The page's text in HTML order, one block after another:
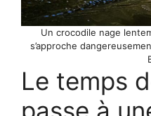
Un crocodile nage
s’approche
Le temps
passe à